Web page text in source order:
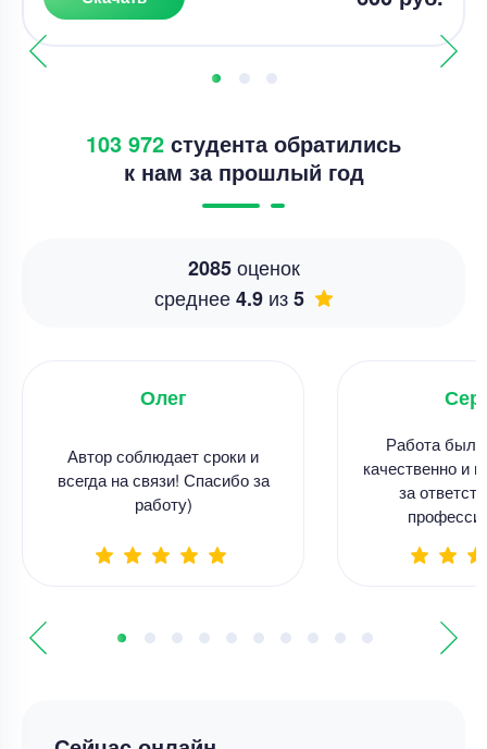
103 972 студента обратились
к нам за прошлый год
2085оценок
среднее4.9 из5
Олег
Автор соблюдает сроки и
всегда на связи! Спасибо за
работу)
Работа
качественно и
за